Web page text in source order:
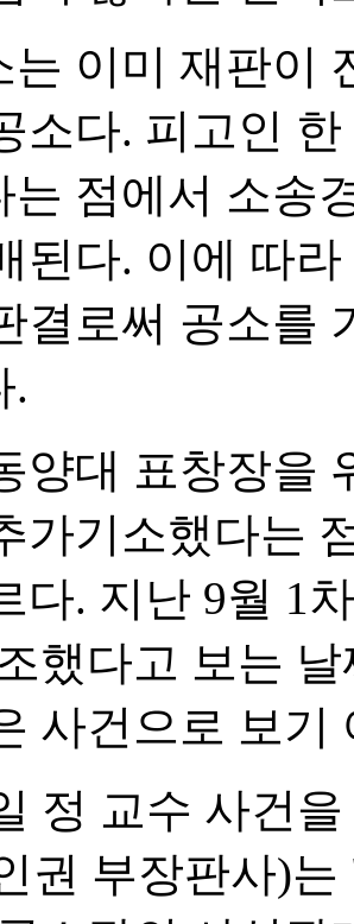
는 이미 재판이
소다. 피고인
는 점에서 소송
된다. 이에 따
결로써 공소를
.
양대 표창장을
가기소했다는
다. 지난 9월 1
했다고 보는
사건으로 보기
정 교수 사건
권 부장판사)